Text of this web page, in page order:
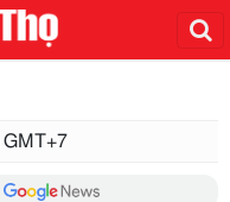
GMT+7